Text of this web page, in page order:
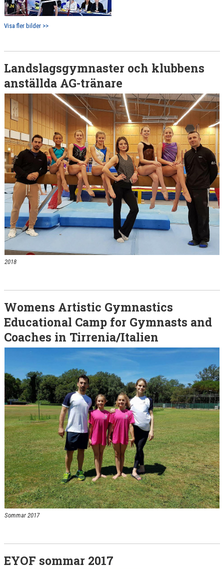
Visa fler bilder >>
Landslagsgymnaster och klubbens
anställda AG-tränare
2018
Womens Artistic Gymnastics
Educational Camp for Gymnasts and
Coaches in Tirrenia/Italien
Sommar 2017
EYOF sommar 2017